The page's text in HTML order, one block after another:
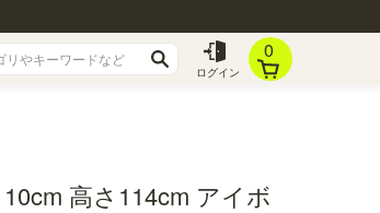
ログイン
0
高さ114cm アイボ